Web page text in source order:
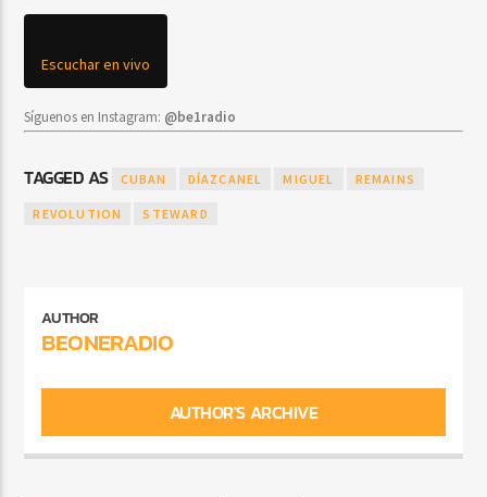
Escuchar en vivo
Síguenos en Instagram: @be1radio
TAGGED AS CUBAN DÍAZCANEL MIGUEL REMAINS
REVOLUTION STEWARD
AUTHOR
BEONERADIO
AUTHOR'S ARCHIVE